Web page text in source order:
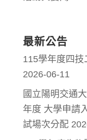
最新公告
115學年度四
2026-06-11
國立陽明交通
年度 大學申請
試場次分配